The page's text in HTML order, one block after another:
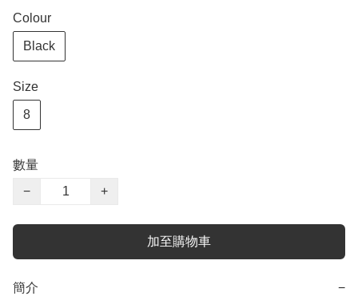
Colour
Black
Size
8
數量
−
+
加至購物車
簡介 −